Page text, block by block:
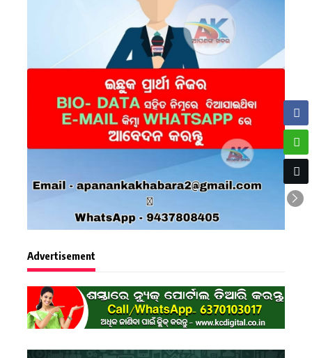
Advertisement